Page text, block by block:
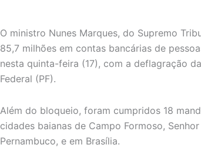
O ministro Nunes Marques, do Supremo
85,7 milhões em contas bancárias de
nesta quinta-feira (17), com a deflagração
Federal (PF).
Além do bloqueio, foram cumpridos 18
cidades baianas de Campo Formoso,
Pernambuco, e em Brasília.